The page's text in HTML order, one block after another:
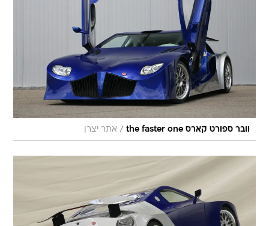
וובר ספורט קארס the faster one / אתר יצרן